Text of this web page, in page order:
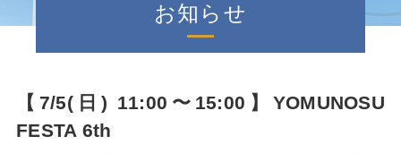
お知らせ
【7/5(日) 11:00〜15:00】YOMUNOSU
FESTA 6th